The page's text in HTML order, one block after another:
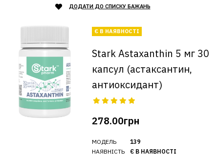
ДОДАТИ ДО СПИСКУ БАЖАНЬ
Є В НАЯВНОСТІ
Stark Astaxanthin 5 мг 30
капсул (астаксантин,
антиоксидант)
278.00грн
МОДЕЛЬ
НАЯВНІСТЬ
139
Є В НАЯВНОСТІ